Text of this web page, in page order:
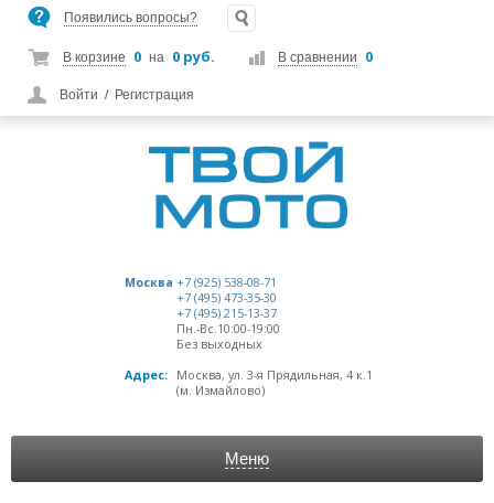
Появились вопросы?
В корзине 0 на 0 руб. В сравнении 0
Войти / Регистрация
Москва +7 (925) 538-08-71
+7 (495) 473-35-30
+7 (495) 215-13-37
Пн.-Вс.10:00-19:00
Без выходных
Адрес:
Москва, ул. 3-я Прядильная, 4 к.1
(м. Измайлово)
Меню